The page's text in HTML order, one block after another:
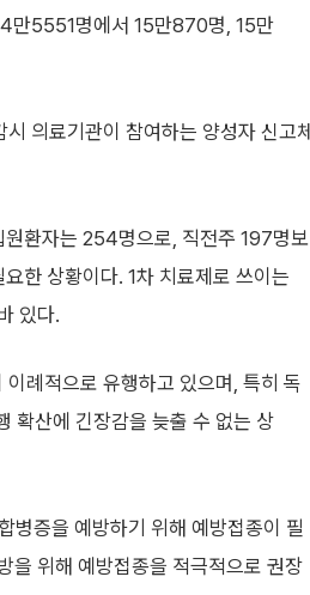
만5551명에서 15만870명, 15만
의료기관이 참여하는 양성자 신고체
원환자는 254명으로, 직전주 197명보
한 상황이다. 1차 치료제로 쓰이는
있다.
례적으로 유행하고 있으며, 특히 독
확산에 긴장감을 늦출 수 없는 상
병증을 예방하기 위해 예방접종이 필
을 위해 예방접종을 적극적으로 권장